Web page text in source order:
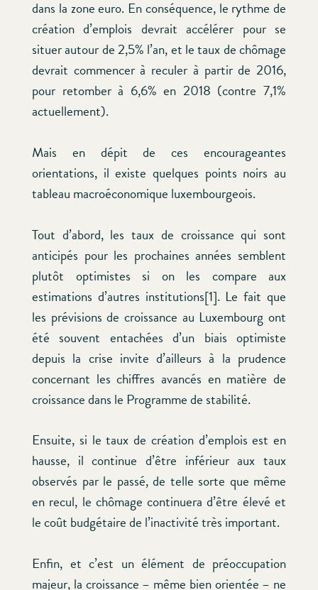
dans la zone euro. En conséquence, le rythme de
création d’emplois devrait accélérer pour se
situer autour de 2,5% l’an, et le taux de chômage
devrait commencer à reculer à partir de 2016,
pour retomber à 6,6% en 2018 (contre 7,1%
actuellement).
Mais en dépit de ces encourageantes
orientations, il existe quelques points noirs au
tableau macroéconomique luxembourgeois.
Tout d’abord, les taux de croissance qui sont
anticipés pour les prochaines années semblent
plutôt optimistes si on les compare aux
estimations d’autres institutions[1]. Le fait que
les prévisions de croissance au Luxembourg ont
été souvent entachées d’un biais optimiste
depuis la crise invite d’ailleurs à la prudence
concernant les chiffres avancés en matière de
croissance dans le Programme de stabilité.
Ensuite, si le taux de création d’emplois est en
hausse, il continue d’être inférieur aux taux
observés par le passé, de telle sorte que même
en recul, le chômage continuera d’être élevé et
le coût budgétaire de l’inactivité très important.
Enfin, et c’est un élément de préoccupation
majeur, la croissance – même bien orientée – ne